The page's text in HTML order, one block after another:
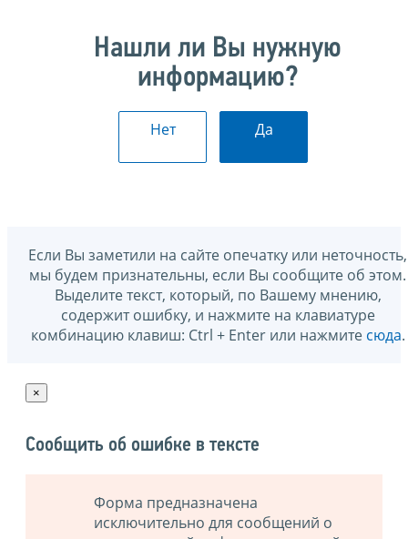
Нашли ли Вы нужную
информацию?
Нет Да
Если Вы заметили на сайте опечатку или неточность,
мы будем признательны, если Вы сообщите об этом.
Выделите текст, который, по Вашему мнению,
содержит ошибку, и нажмите на клавиатуре
комбинацию клавиш: Ctrl + Enter или нажмите сюда.
×
Сообщить об ошибке в тексте
Форма предназначена
исключительно для сообщений о